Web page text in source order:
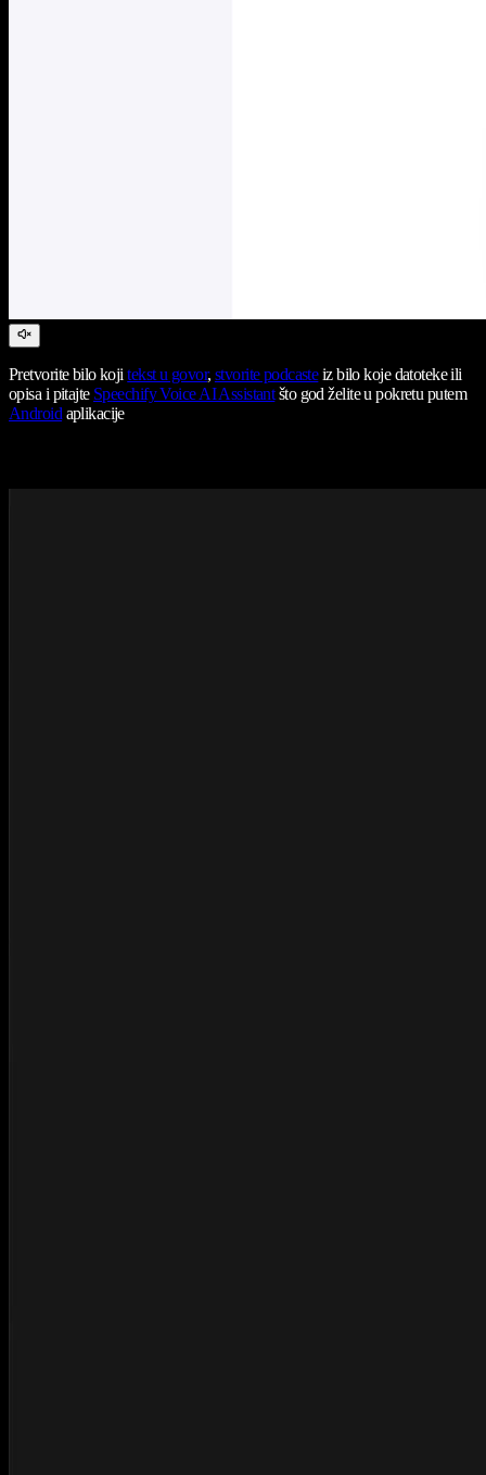
Pretvorite bilo kojitekst u govor, stvorite podcasteiz bilo koje datoteke ili
opisa i pitajte Speechify Voice AI Assistantšto god želite u pokretu putem
Androidaplikacije